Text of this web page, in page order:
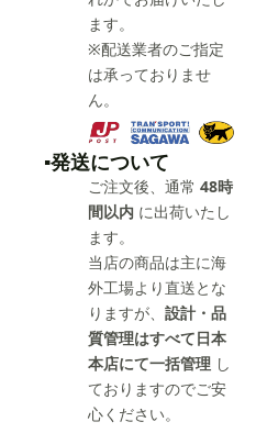
ます。
※配送業者のご指定
は承っておりませ
ん。
▪️発送について
ご注文後、通常 48時
間以内 に出荷いたし
ます。
当店の商品は主に海
外工場より直送とな
りますが、 設計・品
質管理はすべて日本
本店にて一括管理 し
ておりますのでご安
心ください。